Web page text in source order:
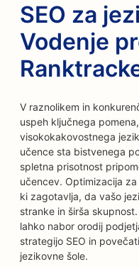
SEO za
Vodenje
V raznolikem in
uspeh ključnega
visokokakovostnega
učence sta bistvenega
spletna prisotnost
učencev. Optimizacija
ki zagotavlja, da vašo
stranke in širša
lahko nabor orodij
strategijo SEO in
jezikovne šole.